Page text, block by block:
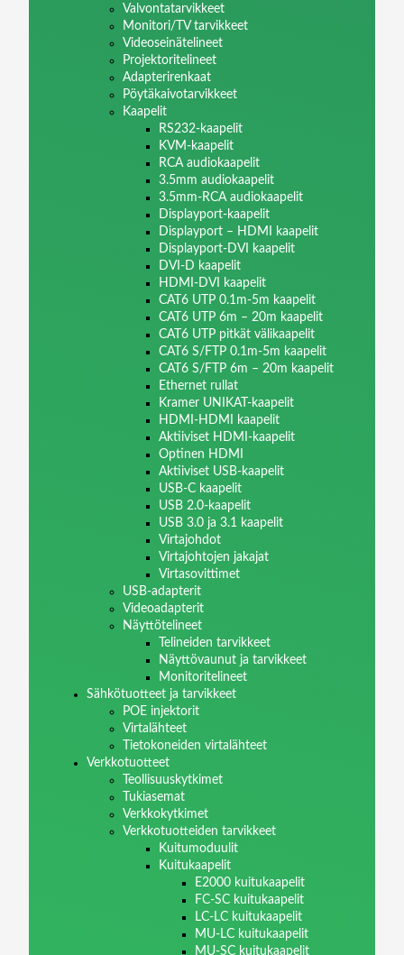
Valvontatarvikkeet
Monitori/TV tarvikkeet
Videoseinätelineet
Projektoritelineet
Adapterirenkaat
Pöytäkaivotarvikkeet
Kaapelit
RS232-kaapelit
KVM-kaapelit
RCA audiokaapelit
3.5mm audiokaapelit
3.5mm-RCA audiokaapelit
Displayport-kaapelit
Displayport – HDMI kaapelit
Displayport-DVI kaapelit
DVI-D kaapelit
HDMI-DVI kaapelit
CAT6 UTP 0.1m-5m kaapelit
CAT6 UTP 6m – 20m kaapelit
CAT6 UTP pitkät välikaapelit
CAT6 S/FTP 0.1m-5m kaapelit
CAT6 S/FTP 6m – 20m kaapelit
Ethernet rullat
Kramer UNIKAT-kaapelit
HDMI-HDMI kaapelit
Aktiiviset HDMI-kaapelit
Optinen HDMI
Aktiiviset USB-kaapelit
USB-C kaapelit
USB 2.0-kaapelit
USB 3.0 ja 3.1 kaapelit
Virtajohdot
Virtajohtojen jakajat
Virtasovittimet
USB-adapterit
Videoadapterit
Näyttötelineet
Telineiden tarvikkeet
Näyttövaunut ja tarvikkeet
Monitoritelineet
Sähkötuotteet ja tarvikkeet
POE injektorit
Virtalähteet
Tietokoneiden virtalähteet
Verkkotuotteet
Teollisuuskytkimet
Tukiasemat
Verkkokytkimet
Verkkotuotteiden tarvikkeet
Kuitumoduulit
Kuitukaapelit
E2000 kuitukaapelit
FC-SC kuitukaapelit
LC-LC kuitukaapelit
MU-LC kuitukaapelit
MU-SC kuitukaapelit